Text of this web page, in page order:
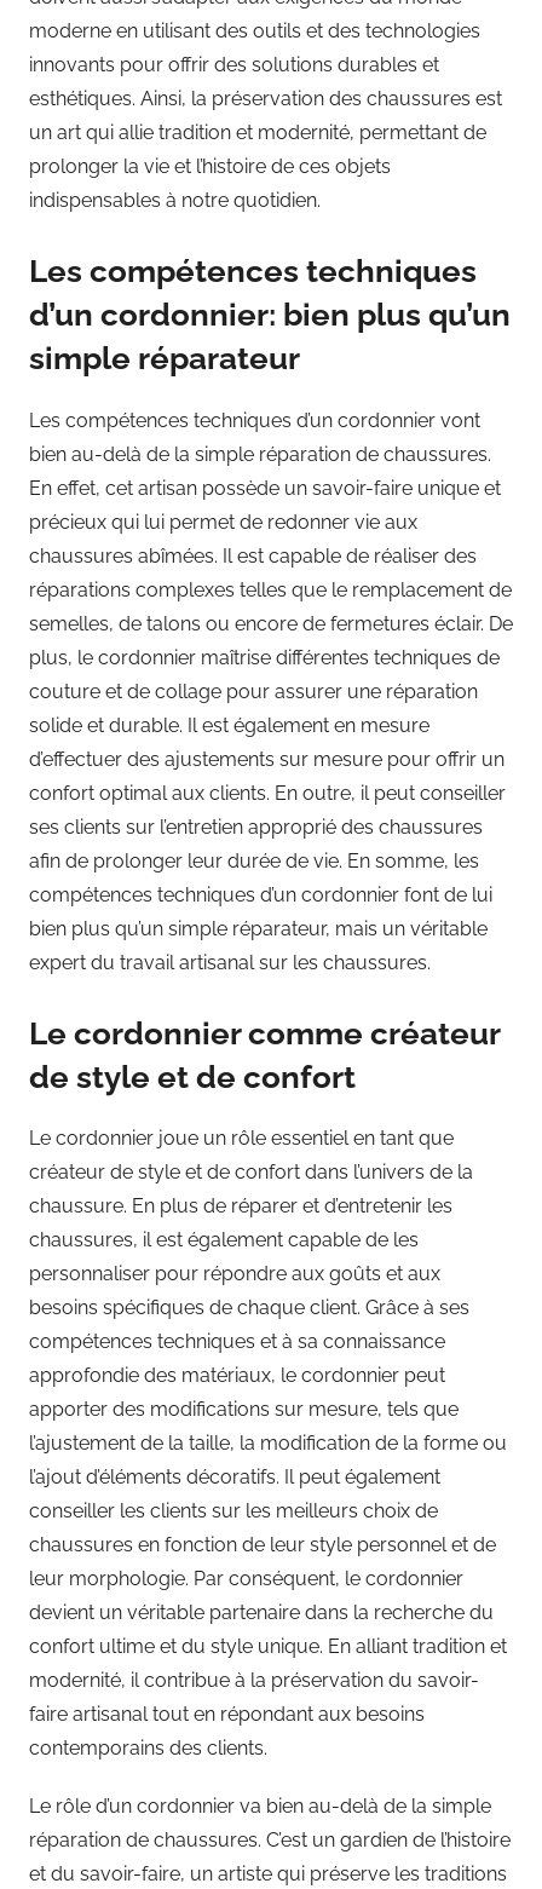
moderne en utilisant des outils et des technologies
innovants pour offrir des solutions durables et
esthétiques. Ainsi, la préservation des chaussures est
un art qui allie tradition et modernité, permettant de
prolonger la vie et l’histoire de ces objets
indispensables à notre quotidien.
Les compétences techniques
d’un cordonnier: bien plus qu’un
simple réparateur
Les compétences techniques d’un cordonnier vont
bien au-delà de la simple réparation de chaussures.
En effet, cet artisan possède un savoir-faire unique et
précieux qui lui permet de redonner vie aux
chaussures abîmées. Il est capable de réaliser des
réparations complexes telles que le remplacement de
semelles, de talons ou encore de fermetures éclair. De
plus, le cordonnier maîtrise différentes techniques de
couture et de collage pour assurer une réparation
solide et durable. Il est également en mesure
d’effectuer des ajustements sur mesure pour offrir un
confort optimal aux clients. En outre, il peut conseiller
ses clients sur l’entretien approprié des chaussures
afin de prolonger leur durée de vie. En somme, les
compétences techniques d’un cordonnier font de lui
bien plus qu’un simple réparateur, mais un véritable
expert du travail artisanal sur les chaussures.
Le cordonnier comme créateur
de style et de confort
Le cordonnier joue un rôle essentiel en tant que
créateur de style et de confort dans l’univers de la
chaussure. En plus de réparer et d’entretenir les
chaussures, il est également capable de les
personnaliser pour répondre aux goûts et aux
besoins spécifiques de chaque client. Grâce à ses
compétences techniques et à sa connaissance
approfondie des matériaux, le cordonnier peut
apporter des modifications sur mesure, tels que
l’ajustement de la taille, la modification de la forme ou
l’ajout d’éléments décoratifs. Il peut également
conseiller les clients sur les meilleurs choix de
chaussures en fonction de leur style personnel et de
leur morphologie. Par conséquent, le cordonnier
devient un véritable partenaire dans la recherche du
confort ultime et du style unique. En alliant tradition et
modernité, il contribue à la préservation du savoir-
faire artisanal tout en répondant aux besoins
contemporains des clients.
Le rôle d’un cordonnier va bien au-delà de la simple
réparation de chaussures. C’est un gardien de l’histoire
et du savoir-faire, un artiste qui préserve les traditions